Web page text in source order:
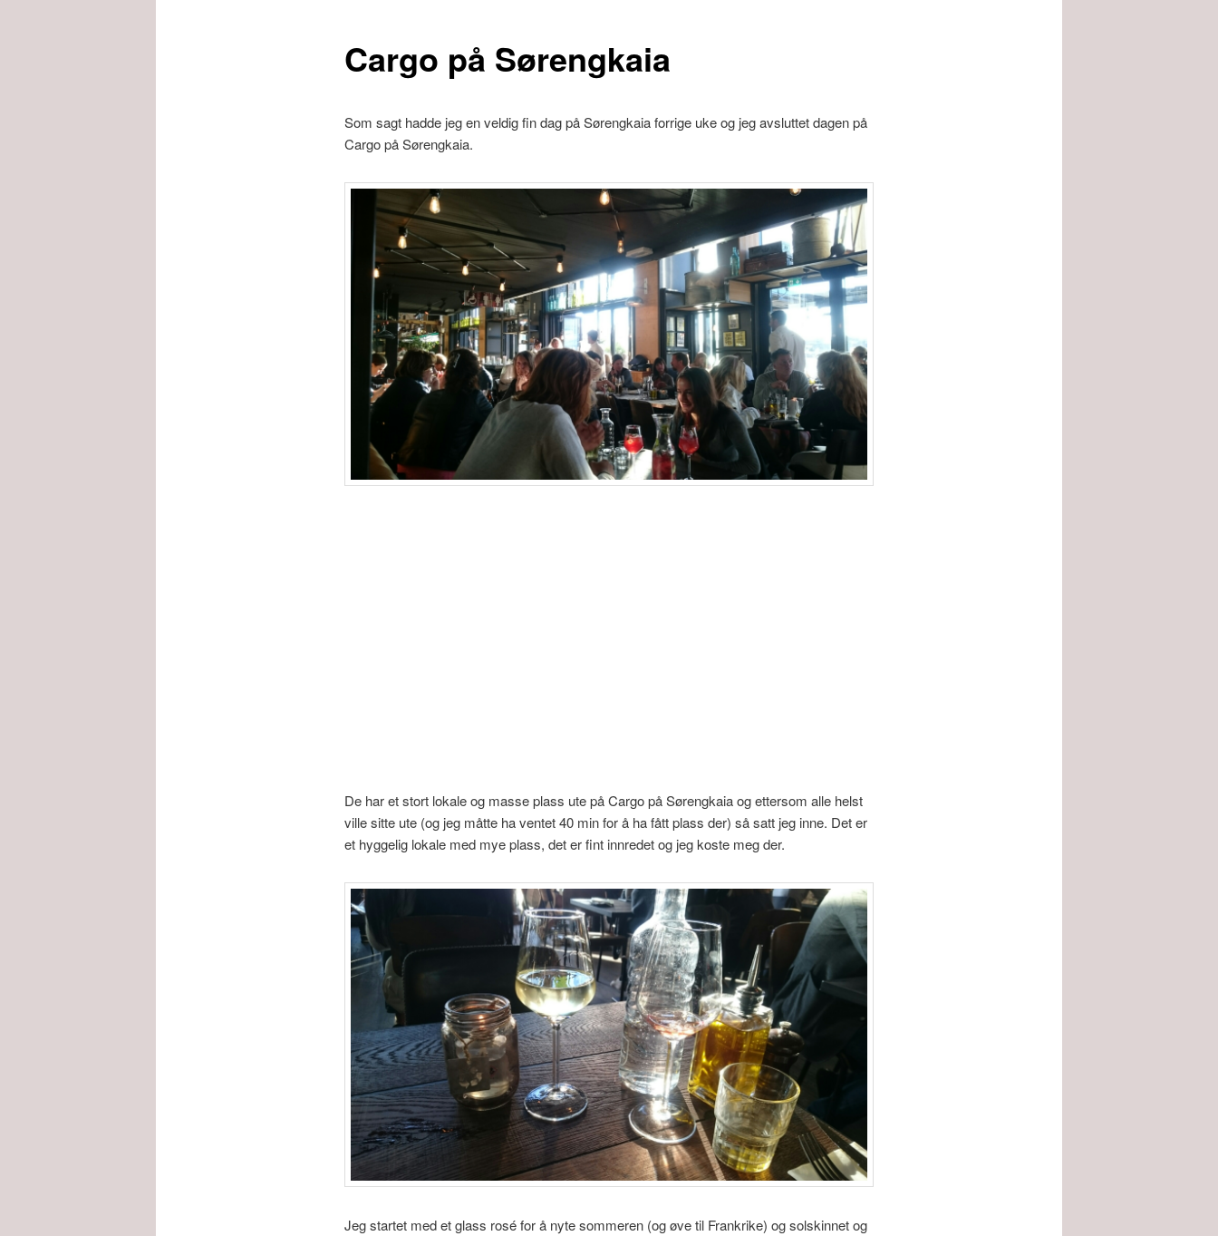
Cargo på Sørengkaia
Som sagt hadde jeg en veldig fin dag på Sørengkaia forrige uke og jeg avsluttet dagen på
Cargo på Sørengkaia.
De har et stort lokale og masse plass ute på Cargo på Sørengkaia og ettersom alle helst
ville sitte ute (og jeg måtte ha ventet 40 min for å ha fått plass der) så satt jeg inne. Det er
et hyggelig lokale med mye plass, det er fint innredet og jeg koste meg der.
Jeg startet med et glass rosé for å nyte sommeren (og øve til Frankrike) og solskinnet og